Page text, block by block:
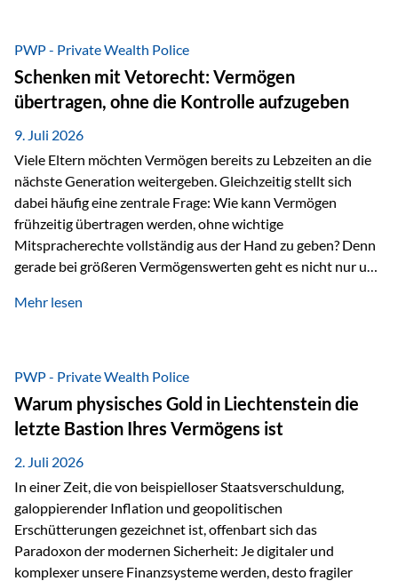
Vermögen verfügen können. Genau für diese
Ausgangssituation bietet die Private Wealth Police der
Vienna-Life eine durchdachte Gestaltungsmöglichkeit. Die
Ausgangssituation Stellen Sie sich folgendes Beispiel vor:
Ein…
PWP - Private Wealth Police
Schenken mit Vetorecht: Vermögen
übertragen, ohne die Kontrolle aufzugeben
9. Juli 2026
Viele Eltern möchten Vermögen bereits zu Lebzeiten an die
nächste Generation weitergeben. Gleichzeitig stellt sich
dabei häufig eine zentrale Frage: Wie kann Vermögen
frühzeitig übertragen werden, ohne wichtige
Mitspracherechte vollständig aus der Hand zu geben? Denn
gerade bei größeren Vermögenswerten geht es nicht nur um
sicherzustellen, dass das Vermögen langfristig erhalten
folgende Situation vor: Ein Vater schenkt seiner Tochter
einen Teil seines Vermögens. Einige Jahre später möchte die
Tochter das Geld kurzfristig verwenden, um…
Mehr lesen
PWP - Private Wealth Police
Warum physisches Gold in Liechtenstein die
letzte Bastion Ihres Vermögens ist
2. Juli 2026
In einer Zeit, die von beispielloser Staatsverschuldung,
galoppierender Inflation und geopolitischen
Erschütterungen gezeichnet ist, offenbart sich das
Paradoxon der modernen Sicherheit: Je digitaler und
komplexer unsere Finanzsysteme werden, desto fragiler